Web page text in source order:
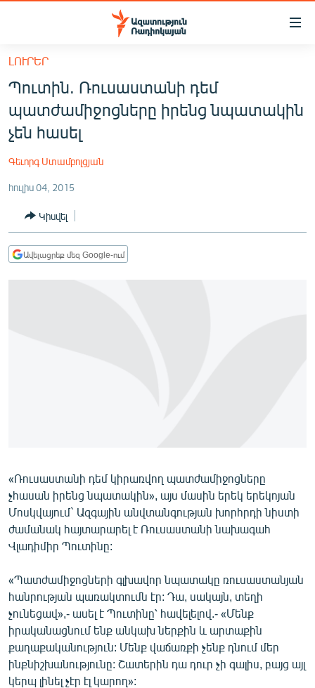
Մատչելիության
հիմնական
բովանդակությանը
հիմնական
մենյուին
ՀԱՅԱՍՏԱՆ
ՔԱՂԱՔԱԿԱՆ
ՏՆՏԵՍՈՒԹՅՈՒՆ
ՂԱՐԱԲԱՂ
ԱՐԽԻՎ
ՏԵՍԱՆՅՈՒԹԵՐ
ԲԱՆԱՎԵՃ
ՁԳՏԵԼՈՎ ԼԱՎԱԳՈՒՅՆԻՆ
ՓՈԴՔԱՍԹ
Հայերեն
English
Русский
ԼՈՒՐԵՐ
Պուտին. Ռուսաստանի դեմ
պատժամիջոցները իրենց նպատակին
չեն հասել
Գեւորգ Ստամբոլցյան
հուլիս 04, 2015
Կիսվել
Ավելացրեք մեզ Google-ում
«Ռուսաստանի դեմ կիրառվող պատժամիջոցները
չհասան իրենց նպատակին», այս մասին երեկ երեկոյան
Մոսկվայում` Ազգային անվտանգության խորհրդի նիստի
ժամանակ հայտարարել է Ռուսաստանի նախագահ
Վլադիմիր Պուտինը:
«Պատժամիջոցների գլխավոր նպատակը ռուսաստանյան
հանրության պառակտումն էր: Դա, սակայն, տեղի
չունեցավ»,- ասել է Պուտինը՝ հավելելով.- «Մենք
իրականացնում ենք անկախ ներքին և արտաքին
քաղաքականություն: Մենք վաճառքի չենք դնում մեր
ինքնիշխանությունը: Շատերին դա դուր չի գալիս, բայց այլ
կերպ լինել չէր էլ կարող»: